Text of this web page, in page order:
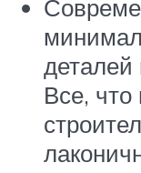
деталей
Все, что